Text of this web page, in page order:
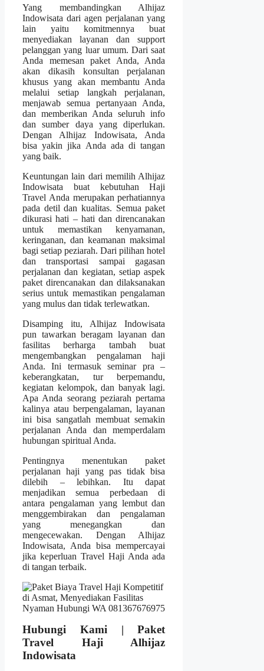
Yang membandingkan Alhijaz
Indowisata dari agen perjalanan yang
lain yaitu komitmennya buat
menyediakan layanan dan support
pelanggan yang luar umum. Dari saat
Anda memesan paket Anda, Anda
akan dikasih konsultan perjalanan
khusus yang akan membantu Anda
melalui setiap langkah perjalanan,
menjawab semua pertanyaan Anda,
dan memberikan Anda seluruh info
dan sumber daya yang diperlukan.
Dengan Alhijaz Indowisata, Anda
bisa yakin jika Anda ada di tangan
yang baik.
Keuntungan lain dari memilih Alhijaz
Indowisata buat kebutuhan Haji
Travel Anda merupakan perhatiannya
pada detil dan kualitas. Semua paket
dikurasi hati – hati dan direncanakan
untuk memastikan kenyamanan,
keringanan, dan keamanan maksimal
bagi setiap peziarah. Dari pilihan hotel
dan transportasi sampai gagasan
perjalanan dan kegiatan, setiap aspek
paket direncanakan dan dilaksanakan
serius untuk memastikan pengalaman
yang mulus dan tidak terlewatkan.
Disamping itu, Alhijaz Indowisata
pun tawarkan beragam layanan dan
fasilitas berharga tambah buat
mengembangkan pengalaman haji
Anda. Ini termasuk seminar pra –
keberangkatan, tur berpemandu,
kegiatan kelompok, dan banyak lagi.
Apa Anda seorang peziarah pertama
kalinya atau berpengalaman, layanan
ini bisa sangatlah membuat semakin
perjalanan Anda dan memperdalam
hubungan spiritual Anda.
Pentingnya menentukan paket
perjalanan haji yang pas tidak bisa
dilebih – lebihkan. Itu dapat
menjadikan semua perbedaan di
antara pengalaman yang lembut dan
menggembirakan dan pengalaman
yang menegangkan dan
mengecewakan. Dengan Alhijaz
Indowisata, Anda bisa mempercayai
jika keperluan Travel Haji Anda ada
di tangan terbaik.
Hubungi Kami | Paket
Travel Haji Alhijaz
Indowisata